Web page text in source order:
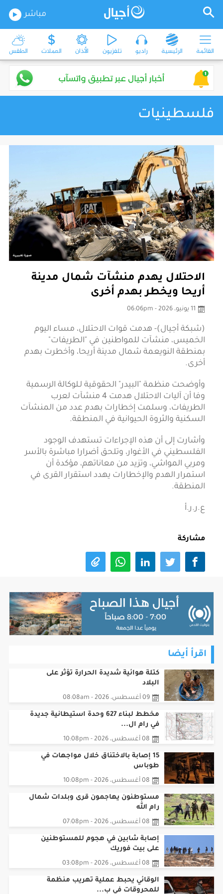
مباشر
القائمة الرئيسية راديو تلفزيون الأذان العملات الطقس
فلسطينيات
الاحتلال يهدم منشآت شمال مدينة
أريحا ويخطر بهدم أخرى
11 يونيو، 2026 - 06:06pm
(شبكة أجيال)- هدمت قوات الاحتلال، مساء اليوم
الخميس، منشآت للمواطنين في "الطريفات"
بمنطقة النويعمة شمال مدينة أريحا، وأخطرت بهدم
أخرى.
وأوضحت منظمة "البيدر" الحقوقية لـلوكالة الرسمية
وفا أن آليات الاحتلال هدمت 4 منشآت لعرب
الطريفات، وسلمت إخطارات بهدم عدد من المنشآت
السكنية والثروة الحيوانية في المنطقة.
وأشارت إلى أن هذه الإجراءات تستهدف الوجود
الفلسطيني في الأغوار، وتلحق أضرارا مباشرة بالأسر
ومربي المواشي، وتزيد من معاناتهم، مؤكدة أن
استمرار الهدم والإخطارات يهدد استقرار القرى في
المنطقة.
ع.ر.ر.أ
مشاركة
اقرأ أيضا
كتلة هوائية شديدة الحرارة تؤثر على
البلاد
09 أغسطس، 2026 - 08:08am
مخطط لبناء 627 وحدة استيطانية جديدة
في رام ال...
08 أغسطس، 2026 - 10:08pm
15 إصابة بالاختناق خلال مواجهات في
طوباس
08 أغسطس، 2026 - 10:08pm
مستوطنون يهاجمون قرى وبلدات شمال
رام الله
08 أغسطس، 2026 - 07:08pm
إصابة شابين في هجوم للمستوطنين
على بيت فوريك
08 أغسطس، 2026 - 03:08pm
الوقائي يحبط عملية تهريب منظمة
للمحروقات في ب...